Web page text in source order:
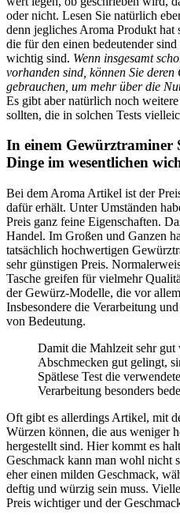
oder nicht. Lesen Sie natürlich
denn jegliches Aroma Produkt hat
die für den einen bedeutender
wichtig sind. Wenn insgesamt
vorhanden sind, können Sie
gebrauchen, um mehr über die
Es gibt aber natürlich noch
sollten, die in solchen Tests
In einem Gewürztraminer
Dinge im wesentlichen
Bei dem Aroma Artikel ist der
dafür erhält. Unter Umständen
Preis ganz feine Eigenschaften.
Handel. Im Großen und Ganzen
tatsächlich hochwertigen
sehr günstigen Preis.
Tasche greifen für vielmehr
der Gewürz-Modelle, die vor
Insbesondere die Verarbeitung
von Bedeutung.
Damit die Mahlzeit sehr gut
Abschmecken gut gelingt,
Spätlese Test die
Verarbeitung besonders
Oft gibt es allerdings Artikel, mit
Würzen können, die aus weniger
hergestellt sind. Hier kommt es
Geschmack kann man wohl nicht
eher einen milden Geschmack,
deftig und würzig sein muss.
Preis wichtiger und der